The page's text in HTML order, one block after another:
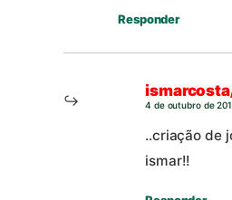
Responder
4 de outubro de
..criação de
ismar!!